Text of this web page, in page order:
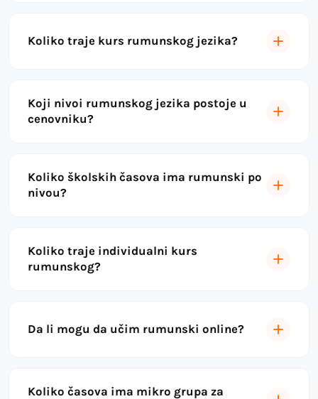
Koliko traje kurs rumunskog jezika?
Koji nivoi rumunskog jezika postoje u
cenovniku?
Koliko školskih časova ima rumunski po
nivou?
Koliko traje individualni kurs
rumunskog?
Da li mogu da učim rumunski online?
Koliko časova ima mikro grupa za